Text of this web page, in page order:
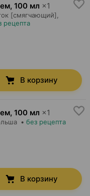
, 100 мл ×1
[смягчающий],
рецепта
В корзину
, 100 мл ×1
• без рецепта
В корзину